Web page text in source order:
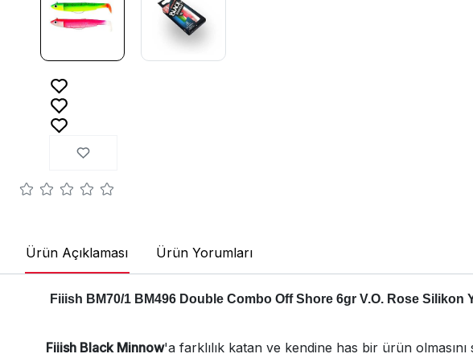
Ürün Açıklaması Ürün Yorumları
Fiiish BM70/1 BM496 Double Combo Off Shore 6gr V.O. Rose Silikon
Fiiish Black Minnow'a farklılık katan ve kendine has bir ürün